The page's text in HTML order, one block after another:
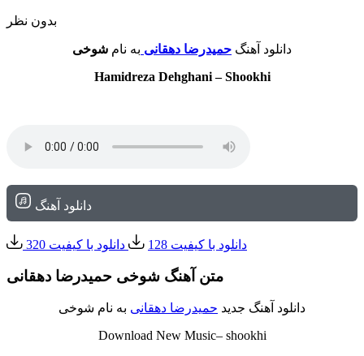
بدون نظر
دانلود آهنگ حمیدرضا دهقانی به نام شوخی
Hamidreza Dehghani – Shookhi
دانلود آهنگ
دانلود با کیفیت 128 دانلود با کیفیت 320
متن آهنگ شوخی حمیدرضا دهقانی
دانلود آهنگ جدید حمیدرضا دهقانی به نام شوخی
Download New Music– shookhi